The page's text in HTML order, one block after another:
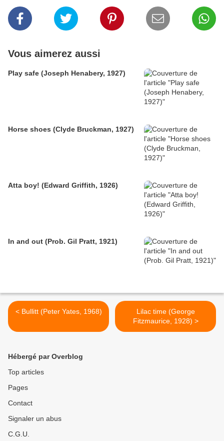
Vous aimerez aussi
Play safe (Joseph Henabery, 1927)
Horse shoes (Clyde Bruckman, 1927)
Atta boy! (Edward Griffith, 1926)
In and out (Prob. Gil Pratt, 1921)
< Bullitt (Peter Yates, 1968)
Lilac time (George
Fitzmaurice, 1928) >
Hébergé par Overblog
Top articles
Pages
Contact
Signaler un abus
C.G.U.